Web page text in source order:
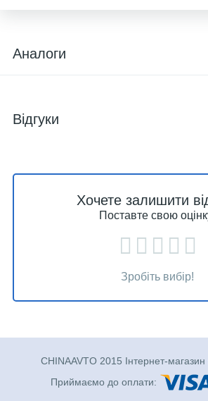
Аналоги
Відгуки
Хочете залишити
Поставте свою
Зробіть вибір!
CHINAAVTO 2015 Інтернет-магазин
Приймаємо до оплати: